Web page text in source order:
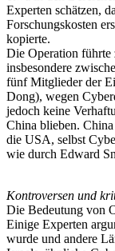
Experten schätzen,
Forschungskosten
kopierte.
Die Operation führte
insbesondere
fünf Mitglieder der
Dong), wegen
jedoch keine
China blieben.
die USA, selbst
wie durch Edward
Kontroversen und
Die Bedeutung von
Einige Experten
wurde und andere